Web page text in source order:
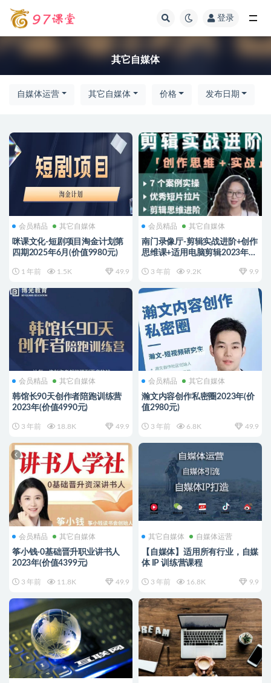
登录
其它自媒体
自媒体运营 其它自媒体 价格 发布日期
会员精品 其它自媒体
咪课文化-短剧项目淘金计划第
四期2025年6月(价值9980元)
1 年前 1.5K 49.9
会员精品 其它自媒体
南门录像厅-剪辑实战进阶+创作
思维课+适用电脑剪辑2023年
3 年前 9.2K 9.9
会员精品 其它自媒体
韩馆长90天创作者陪跑训练营
2023年(价值4990元)
3 年前 18.8K 49.9
会员精品 其它自媒体
瀚文内容创作私密圈2023年(价
值2980元)
3 年前 6.8K 49.9
会员精品 其它自媒体
筝小钱-0基础晋升职业讲书人
2023年(价值4399元)
3 年前 11.8K 49.9
其它自媒体 自媒体运营
【自媒体】适用所有行业，自媒
体 IP 训练营课程
3 年前 16.8K 9.9